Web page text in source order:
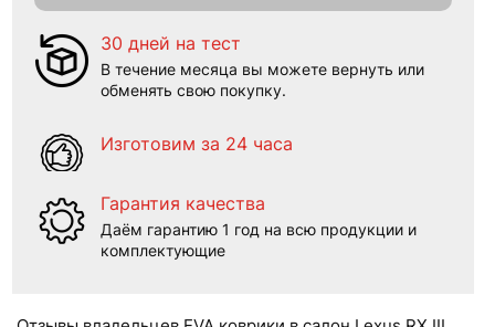
30 дней на тест
В течение месяца вы можете вернуть или
обменять свою покупку.
Изготовим за 24 часа
Гарантия качества
Даём гарантию 1 год на всю продукции и
комплектующие